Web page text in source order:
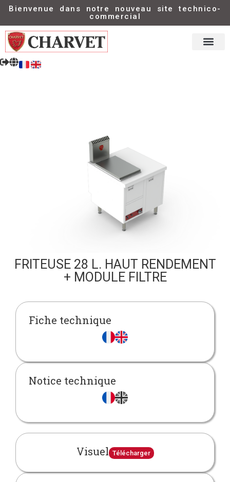
Bienvenue dans notre nouveau site technico-
commercial
FRITEUSE 28 L. HAUT RENDEMENT
+ MODULE FILTRE
Fiche technique
Notice technique
Visuel Télécharger